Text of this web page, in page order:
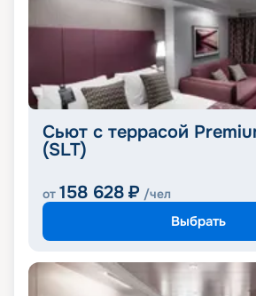
Сьют с террасой
(SLT)
от 158 628 ₽ /чел
Выбрать